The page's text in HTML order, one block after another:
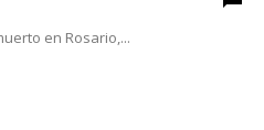
en Rosario,...